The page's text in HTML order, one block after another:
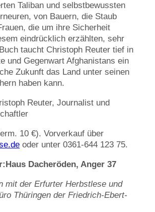
Taliban und selbstbewussten
von Bauern, die Staub
die um ihre Sicherheit
eindrücklich erzählten, sehr
taucht Christoph Reuter tief in
und Gegenwart Afghanistans ein
Zukunft das Land unter seinen
haben kann.
Reuter, Journalist und
10 €). Vorverkauf über
oder unter 0361-644 123 75.
Dacheröden, Anger 37
mit der Erfurter Herbstlese und
Thüringen der Friedrich-Ebert-